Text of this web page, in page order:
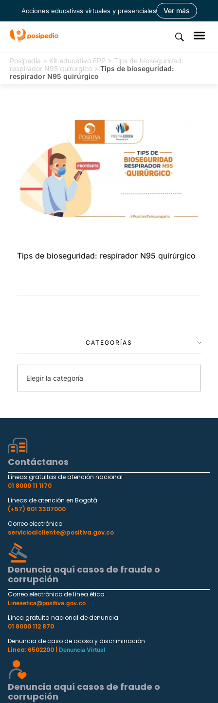
Acciones educativas virtuales y presenciales Ver más
Posipedia > Kit educativo EPP > Tips de bioseguridad:
respirador N95 quirúrgico > Tips de bioseguridad:
respirador N95 quirúrgico
Tips de bioseguridad: respirador N95 quirúrgico
CATEGORÍAS
Contáctanos
Líneas gratuitas de atención nacional
01 8000 11 1170
Líneas de atención en Bogotá
(+57) 601 3307000
Correo electrónico
servicioalcliente@positiva.gov.co
Denuncia aquí casos de fraude o
corrupción
Correo electrónico de línea ética
Lineaetica@positiva.gov.co
Línea gratuita nacional de denuncia
01 8000 112 870
Denuncia de caso de acoso y discriminación
Línea: 6502200 |
Denuncia Virtual
Denuncia aquí casos de fraude o
corrupción